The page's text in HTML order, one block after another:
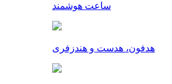
ساعت هوشمند
هدفون، هدست و هندزفری